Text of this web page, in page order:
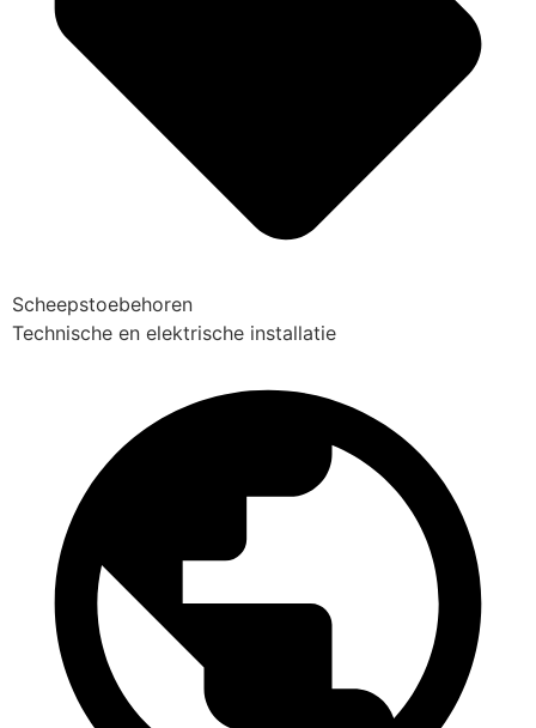
Scheepstoebehoren
Technische en elektrische installatie